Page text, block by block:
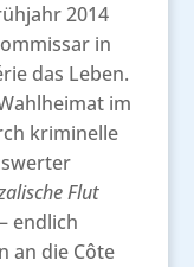
2014
in
das Leben.
im
kriminelle
Flut
endlich
an die Côte